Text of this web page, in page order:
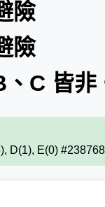
險
險
C 皆非
D(1), E(0) #238768